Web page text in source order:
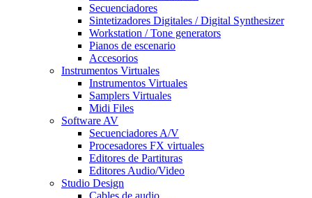
Secuenciadores
Sintetizadores Digitales / Digital Synthesizer
Workstation / Tone generators
Pianos de escenario
Accesorios
Instrumentos Virtuales
Instrumentos Virtuales
Samplers Virtuales
Midi Files
Software AV
Secuenciadores A/V
Procesadores FX virtuales
Editores de Partituras
Editores Audio/Video
Studio Design
Cables de audio